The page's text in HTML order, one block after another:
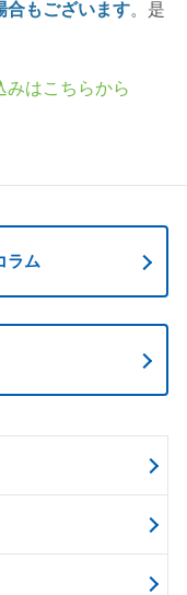
合もございます。是
みはこちらから
ラム